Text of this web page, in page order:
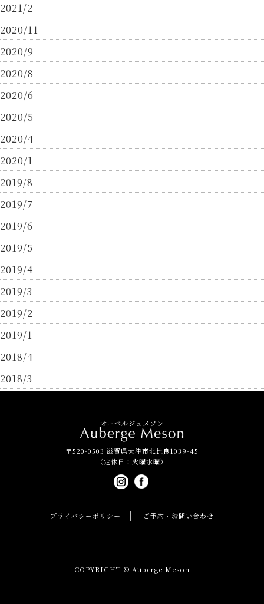
2021/2
2020/11
2020/9
2020/8
2020/6
2020/5
2020/4
2020/1
2019/8
2019/7
2019/6
2019/5
2019/4
2019/3
2019/2
2019/1
2018/4
2018/3
オーベルジュメソン
〒520-0503 滋賀県大津市北比良1039-45
（定休日：火曜水曜）
プライバシーポリシー ご予約・お問い合わせ
COPYRIGHT © Auberge Meson